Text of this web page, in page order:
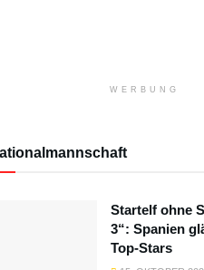
WERBUNG
Startelf ohne
3“: Spanien
Top-Stars